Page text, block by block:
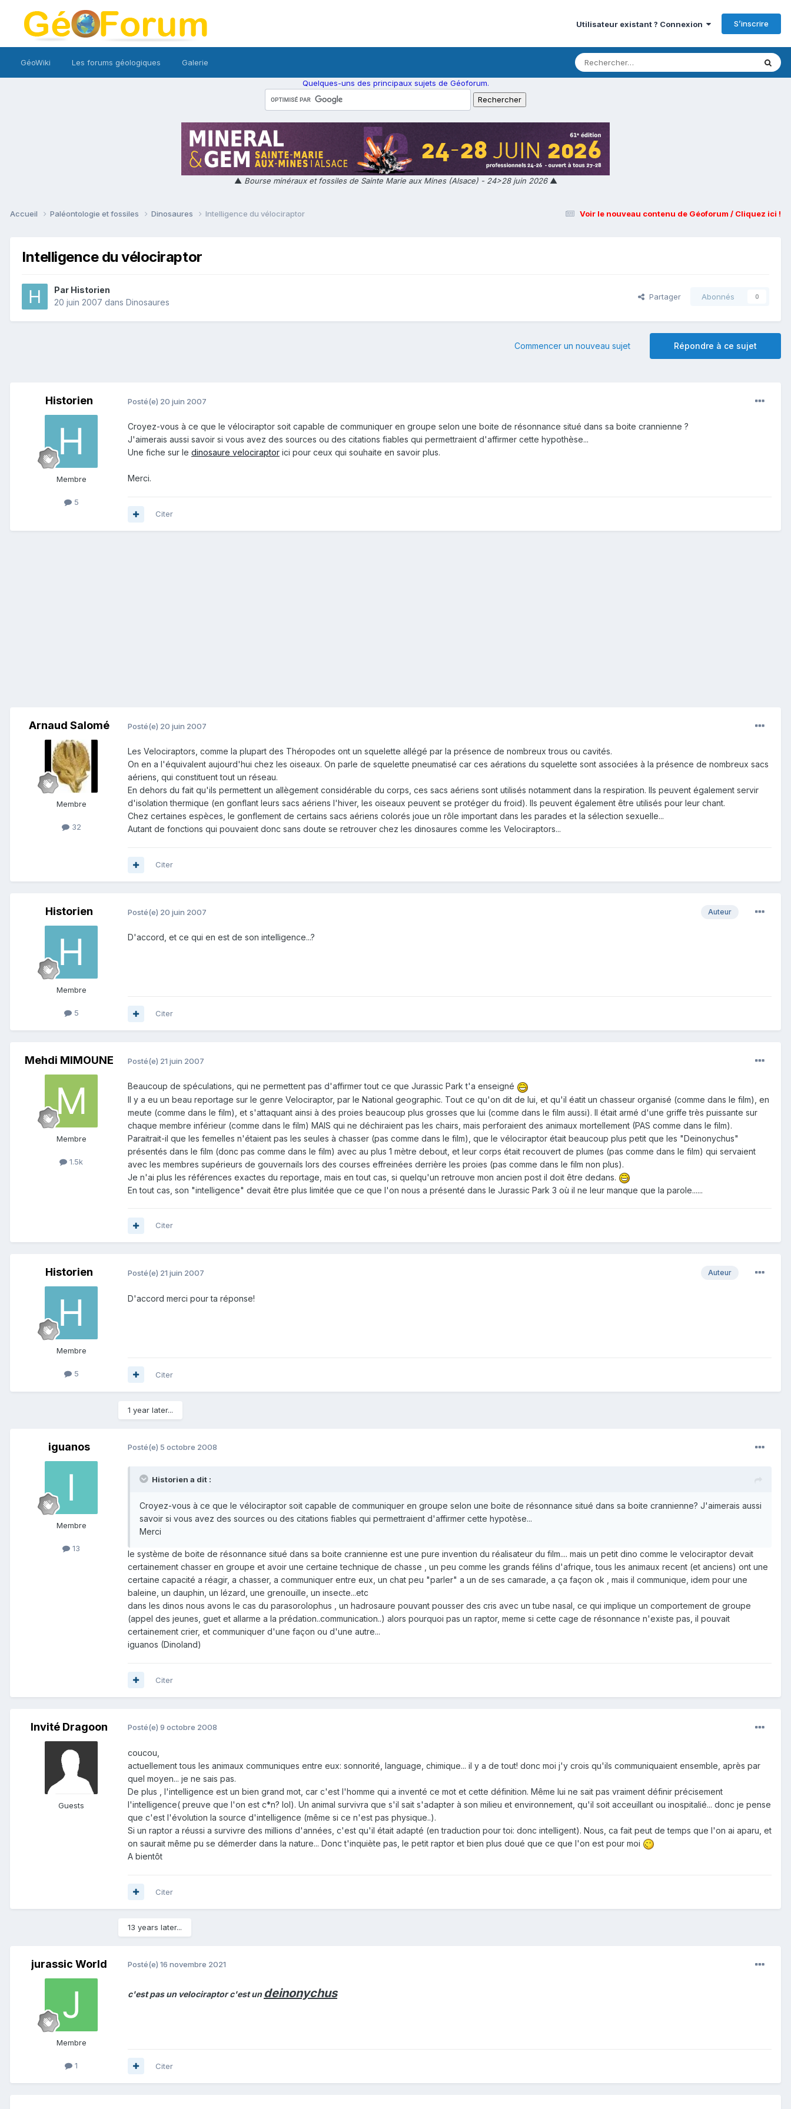
Utilisateur existant ? Connexion S’inscrire
GéoWiki Les forums géologiques Galerie
Quelques-uns des principaux sujets de Géoforum.
▲ Bourse minéraux et fossiles de Sainte Marie aux Mines (Alsace) - 24>28 juin 2026▲
Voir le nouveau contenu de Géoforum / Cliquez ici !
Accueil Paléontologie et fossiles Dinosaures Intelligence du vélociraptor
Intelligence du vélociraptor
Par Historien
20 juin 2007 dans Dinosaures
Partager Abonnés 0
Répondre à ce sujet
Commencer un nouveau sujet
Historien
Membre
5
Posté(e) 20 juin 2007
Croyez-vous à ce que le vélociraptor soit capable de communiquer en groupe selon une boite de résonnance situé dans sa boite crannienne ?
J'aimerais aussi savoir si vous avez des sources ou des citations fiables qui permettraient d'affirmer cette hypothèse...
Une fiche sur le dinosaure velociraptor ici pour ceux qui souhaite en savoir plus.
Merci.
Citer
Arnaud Salomé
Membre
32
Posté(e) 20 juin 2007
Les Velociraptors, comme la plupart des Théropodes ont un squelette allégé par la présence de nombreux trous ou cavités.
On en a l'équivalent aujourd'hui chez les oiseaux. On parle de squelette pneumatisé car ces aérations du squelette sont associées à la présence de nombreux sacs
aériens, qui constituent tout un réseau.
En dehors du fait qu'ils permettent un allègement considérable du corps, ces sacs aériens sont utilisés notamment dans la respiration. Ils peuvent également servir
d'isolation thermique (en gonflant leurs sacs aériens l'hiver, les oiseaux peuvent se protéger du froid). Ils peuvent également être utilisés pour leur chant.
Chez certaines espèces, le gonflement de certains sacs aériens colorés joue un rôle important dans les parades et la sélection sexuelle...
Autant de fonctions qui pouvaient donc sans doute se retrouver chez les dinosaures comme les Velociraptors...
Citer
Historien
Membre
5
Auteur
Posté(e) 20 juin 2007
D'accord, et ce qui en est de son intelligence...?
Citer
Mehdi MIMOUNE
Membre
1.5k
Posté(e) 21 juin 2007
Beaucoup de spéculations, qui ne permettent pas d'affirmer tout ce que Jurassic Park t'a enseigné
Il y a eu un beau reportage sur le genre Velociraptor, par le National geographic. Tout ce qu'on dit de lui, et qu'il éatit un chasseur organisé (comme dans le film), en
meute (comme dans le film), et s'attaquant ainsi à des proies beaucoup plus grosses que lui (comme dans le film aussi). Il était armé d'une griffe très puissante sur
chaque membre inférieur (comme dans le film) MAIS qui ne déchiraient pas les chairs, mais perforaient des animaux mortellement (PAS comme dans le film).
Paraitrait-il que les femelles n'étaient pas les seules à chasser (pas comme dans le film), que le vélociraptor était beaucoup plus petit que les "Deinonychus"
présentés dans le film (donc pas comme dans le film) avec au plus 1 mètre debout, et leur corps était recouvert de plumes (pas comme dans le film) qui servaient
avec les membres supérieurs de gouvernails lors des courses effreinées derrière les proies (pas comme dans le film non plus).
Je n'ai plus les références exactes du reportage, mais en tout cas, si quelqu'un retrouve mon ancien post il doit être dedans.
En tout cas, son "intelligence" devait être plus limitée que ce que l'on nous a présenté dans le Jurassic Park 3 où il ne leur manque que la parole......
Citer
Historien
Membre
5
Auteur
Posté(e) 21 juin 2007
D'accord merci pour ta réponse!
Citer
1 year later...
iguanos
Membre
13
Posté(e) 5 octobre 2008
Historien a dit :
Croyez-vous à ce que le vélociraptor soit capable de communiquer en groupe selon une boite de résonnance situé dans sa boite crannienne? J'aimerais aussi
savoir si vous avez des sources ou des citations fiables qui permettraient d'affirmer cette hypotèse...
Merci
le système de boite de résonnance situé dans sa boite crannienne est une pure invention du réalisateur du film.... mais un petit dino comme le velociraptor devait
certainement chasser en groupe et avoir une certaine technique de chasse , un peu comme les grands félins d'afrique, tous les animaux recent (et anciens) ont une
certaine capacité a réagir, a chasser, a communiquer entre eux, un chat peu "parler" a un de ses camarade, a ça façon ok , mais il communique, idem pour une
baleine, un dauphin, un lézard, une grenouille, un insecte...etc
dans les dinos nous avons le cas du parasorolophus , un hadrosaure pouvant pousser des cris avec un tube nasal, ce qui implique un comportement de groupe
(appel des jeunes, guet et allarme a la prédation..communication..) alors pourquoi pas un raptor, meme si cette cage de résonnance n'existe pas, il pouvait
certainement crier, et communiquer d'une façon ou d'une autre...
iguanos (Dinoland)
Citer
Invité Dragoon
Guests
Posté(e) 9 octobre 2008
coucou,
actuellement tous les animaux communiques entre eux: sonnorité, language, chimique... il y a de tout! donc moi j'y crois qu'ils communiquaient ensemble, après par
quel moyen... je ne sais pas.
De plus , l'intelligence est un bien grand mot, car c'est l'homme qui a inventé ce mot et cette définition. Même lui ne sait pas vraiment définir précisement
l'intelligence( preuve que l'on est c*n? lol). Un animal survivra que s'il sait s'adapter à son milieu et environnement, qu'il soit acceuillant ou inospitalié... donc je pense
que c'est l'évolution la source d'intelligence (même si ce n'est pas physique..).
Si un raptor a réussi a survivre des millions d'années, c'est qu'il était adapté (en traduction pour toi: donc intelligent). Nous, ca fait peut de temps que l'on ai aparu, et
on saurait même pu se démerder dans la nature... Donc t'inquiète pas, le petit raptor et bien plus doué que ce que l'on est pour moi
A bientôt
Citer
13 years later...
jurassic World
Membre
1
Posté(e) 16 novembre 2021
c'est pas un velociraptor c'est un deinonychus
Citer